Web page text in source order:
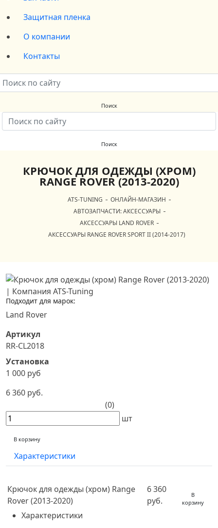
Защитная пленка
О компании
Контакты
КРЮЧОК ДЛЯ ОДЕЖДЫ (ХРОМ)
RANGE ROVER (2013-2020)
ATS-TUNING
ОНЛАЙН-МАГАЗИН
АВТОЗАПЧАСТИ: АКСЕССУАРЫ
АКСЕССУАРЫ LAND ROVER
АКСЕССУАРЫ RANGE ROVER SPORT II (2014-2017)
Подходит для марок:
Land Rover
Артикул
RR-CL2018
Установка
1 000 руб
6 360 руб.
(0)
шт
В корзину
Характеристики
Крючок для одежды (хром) Range
Rover (2013-2020)
6 360
руб.
В
корзину
Характеристики